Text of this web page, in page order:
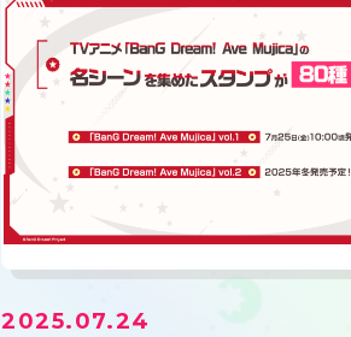
2025.07.24